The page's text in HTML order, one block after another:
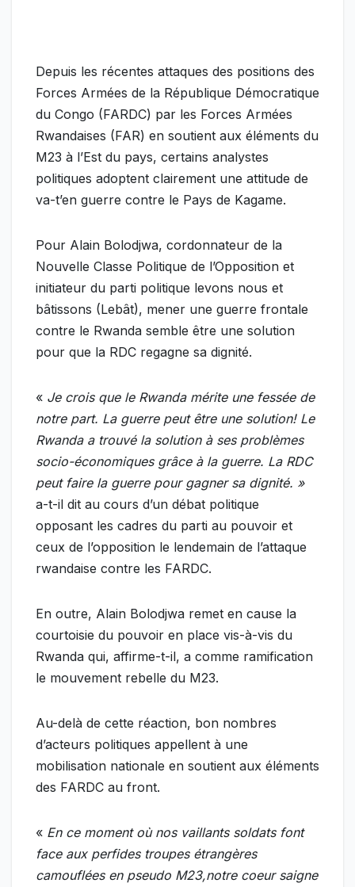
Depuis les récentes attaques des positions des
Forces Armées de la République Démocratique
du Congo (FARDC) par les Forces Armées
Rwandaises (FAR) en soutient aux éléments du
M23 à l’Est du pays, certains analystes
politiques adoptent clairement une attitude de
va-t’en guerre contre le Pays de Kagame.
Pour Alain Bolodjwa, cordonnateur de la
Nouvelle Classe Politique de l’Opposition et
initiateur du parti politique levons nous et
bâtissons (Lebât), mener une guerre frontale
contre le Rwanda semble être une solution
pour que la RDC regagne sa dignité.
« Je crois que le Rwanda mérite une fessée de
notre part. La guerre peut être une solution! Le
Rwanda a trouvé la solution à ses problèmes
socio-économiques grâce à la guerre. La RDC
peut faire la guerre pour gagner sa dignité. »
a-t-il dit au cours d’un débat politique
opposant les cadres du parti au pouvoir et
ceux de l’opposition le lendemain de l’attaque
rwandaise contre les FARDC.
En outre, Alain Bolodjwa remet en cause la
courtoisie du pouvoir en place vis-à-vis du
Rwanda qui, affirme-t-il, a comme ramification
le mouvement rebelle du M23.
Au-delà de cette réaction, bon nombres
d’acteurs politiques appellent à une
mobilisation nationale en soutient aux éléments
des FARDC au front.
« En ce moment où nos vaillants soldats font
face aux perfides troupes étrangères
camouflées en pseudo M23,notre coeur saigne